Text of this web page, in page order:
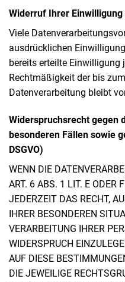
Widerruf Ihrer
Viele
ausdrücklichen
bereits erteilte Einwilligung
Rechtmäßigkeit der bis
Datenverarbeitung bleibt
Widerspruchsrecht gegen
besonderen Fällen sowie
DSGVO)
WENN DIE
ART. 6 ABS. 1 LIT. E ODER
JEDERZEIT DAS RECHT,
IHRER BESONDEREN
VERARBEITUNG IHRER
WIDERSPRUCH
AUF DIESE
DIE JEWEILIGE